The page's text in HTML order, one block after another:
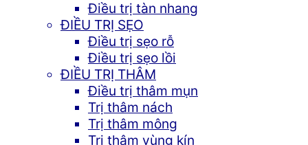
Điều trị tàn nhang
ĐIỀU TRỊ SẸO
Điều trị sẹo rỗ
Điều trị sẹo lồi
ĐIỀU TRỊ THÂM
Điều trị thâm mụn
Trị thâm nách
Trị thâm mông
Trị thâm vùng kín